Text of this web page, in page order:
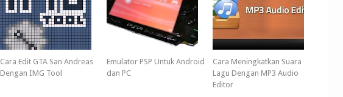
Cara Edit GTA San Andreas
Dengan IMG Tool
Emulator PSP Untuk Android
dan PC
Cara Meningkatkan Suara
Lagu Dengan MP3 Audio
Editor